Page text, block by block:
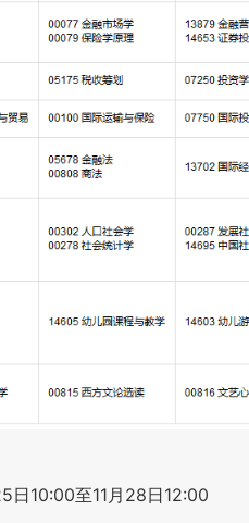
日10:00至11月28日12:00